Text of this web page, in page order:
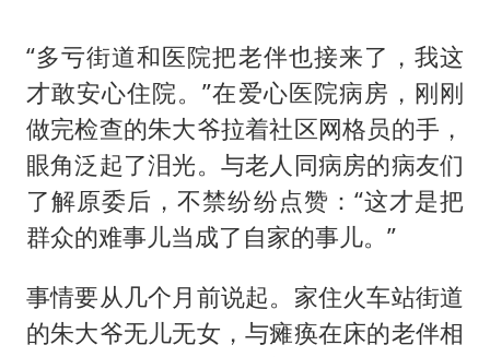
山东一元代青花杯离奇失踪
陈幸同晋级WTT横滨冠军赛8强
广东雷州通报特教老师招聘违规事件
国防部：坚决反制任何闹海挑衅图谋
宇树科技中一签需缴款7.54万元
女儿为争财产堵门阻挠父亲出殡
今日立秋你咬秋了吗
“多亏街道和医院把老伴也接来了，我这
才敢安心住院。”在爱心医院病房，刚刚
做完检查的朱大爷拉着社区网格员的手，
眼角泛起了泪光。与老人同病房的病友们
了解原委后，不禁纷纷点赞：“这才是把
群众的难事儿当成了自家的事儿。”
事情要从几个月前说起。家住火车站街道
的朱大爷无儿无女，与瘫痪在床的老伴相